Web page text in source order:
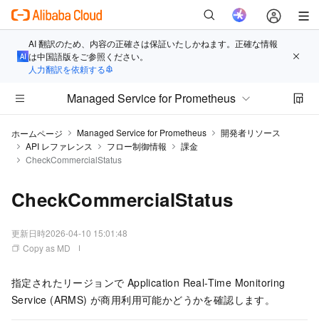
AI 翻訳のため、内容の正確さは保証いたしかねます。正確な情報
は中国語版をご参照ください。
人力翻訳を依頼する
Managed Service for Prometheus
ホームページ Managed Service for Prometheus
開発者リソース
API レファレンス
フロー制御情報
課金
CheckCommercialStatus
CheckCommercialStatus
更新日時2026-04-10 15:01:48
Copy as MD
指定されたリージョンで Application Real-Time Monitoring
Service (ARMS) が商用利用可能かどうかを確認します。